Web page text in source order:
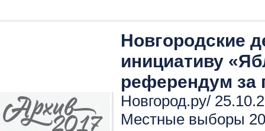
Новгородские
инициативу
референдум
Новгород.ру/
Местные выборы